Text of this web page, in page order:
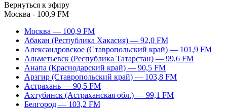
Вернуться к эфиру
Москва - 100,9 FM
Москва — 100,9 FM
Абакан (Республика Хакасия) — 92,0 FM
Александровское (Ставропольский край) — 101,9 FM
Альметьевск (Республика Татарстан) — 99,6 FM
Анапа (Краснодарский край) — 90,5 FM
Арзгир (Ставропольский край) — 103,8 FM
Астрахань — 90,5 FM
Ахтубинск (Астраханская обл.) — 99,1 FM
Белгород — 103,2 FM